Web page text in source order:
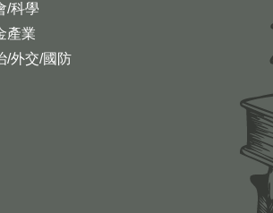
/科學
產業
/外交/國防